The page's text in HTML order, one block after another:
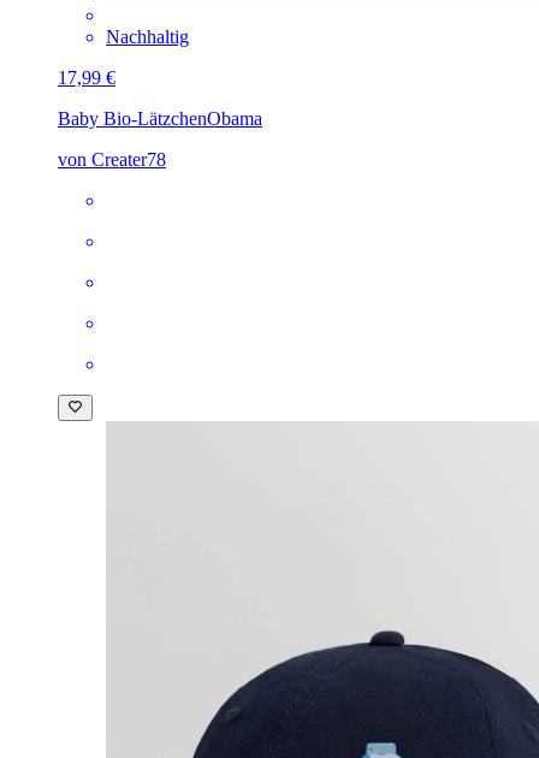
Nachhaltig
17,99 €
Baby Bio-LätzchenObama
von Creater78